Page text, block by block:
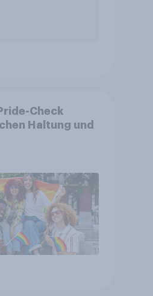
Check
Haltung und